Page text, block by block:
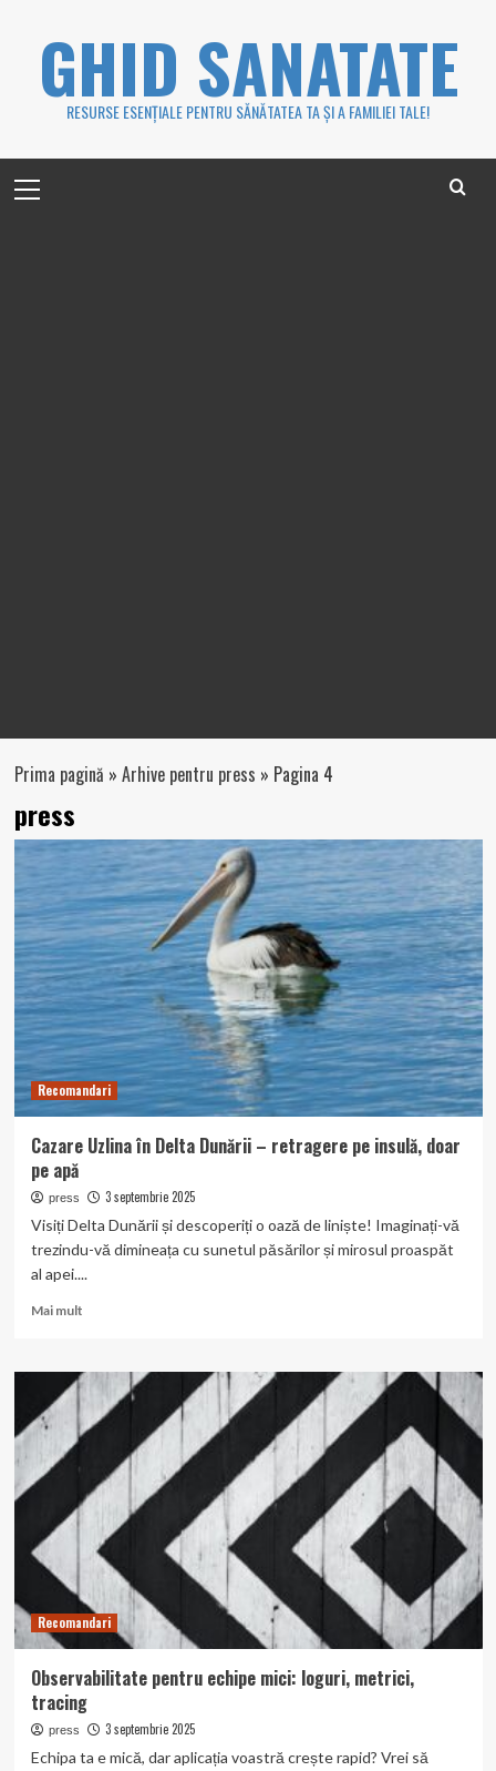
GHID SANATATE
RESURSE ESENȚIALE PENTRU SĂNĂTATEA TA ȘI A FAMILIEI TALE!
Menu
Prima pagină » Arhive pentru press » Pagina 4
press
Recomandari
Cazare Uzlina în Delta Dunării – retragere pe insulă, doar
pe apă
press 3 septembrie 2025
Visiți Delta Dunării și descoperiți o oază de liniște! Imaginați-vă
trezindu-vă dimineața cu sunetul păsărilor și mirosul proaspăt
al apei....
Mai multRead
Cazare
Uzlina
Delta
Dunării
retragere
insulă,
doar
apă
Recomandari
Observabilitate pentru echipe mici: loguri, metrici,
tracing
press 3 septembrie 2025
Echipa ta e mică, dar aplicația voastră crește rapid? Vrei să